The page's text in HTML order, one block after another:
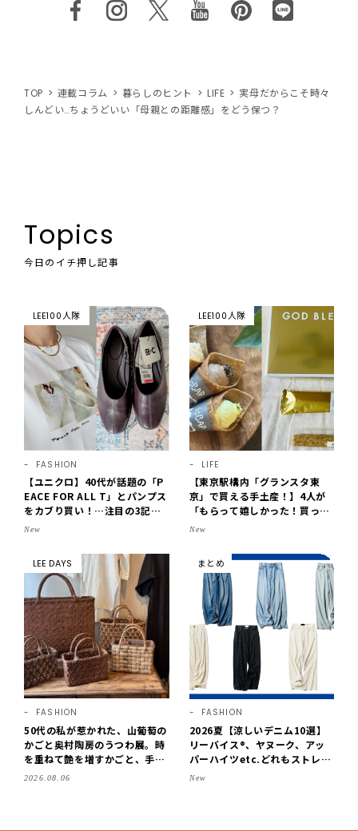
TOP 連載コラム 暮らしのヒント LIFE
実母だからこそ時々
しんどい…ちょうどいい「母親との距離感」をどう保つ？
Topics
今日のイチ押し記事
LEE100人隊
FASHION
【ユニクロ】40代が話題の「P
EACE FOR ALL T」とパンプス
をカブり買い！…注目の3記事
をチェック♪【LEE100人隊・2
New
LEE100人隊
LIFE
【東京駅構内「グランスタ東
京」で買える手土産！】4人が
「もらって嬉しかった！買って
よかった」スイーツを拝見♪G
菓子、SOBAPのミニクレー
プ…etc.【2026】
New
LEE DAYS
FASHION
50代の私が惹かれた、山葡萄の
かごと奥村陶房のうつわ展。時
を重ねて艶を増すかごと、手仕
事の美しさに出会いました。
2026.08.06
まとめ
FASHION
2026夏【涼しいデニム10選】
リーバイス®、ヤヌーク、アッ
パーハイツetc.どれもストレス
フリーなはき心地！
New